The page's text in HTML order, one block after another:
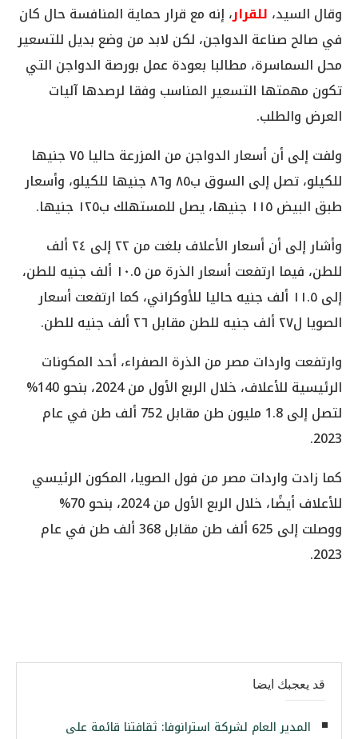
وقال السيد، للقرار، إنه مع قرار حماية المنافسة حال كان
في صالح صناعة الدواجن، لكن لابد من وضع بديل للتسعير
محل السماسرة، مطالبا بعودة عمل بورصة الدواجن التي
تكون مهمتها التسعير المناسب وفقا لرصدها آليات
العرض والطلب.
ولفت إلى أن أسعار الدواجن من المزرعة حاليا ٧٥ جنيها
للكيلو، تصل إلى السوق ب٨٥ و٨٦ جنيها للكيلو، وأسعار
طبق البيض ١١٥ جنيها، يصل للمستهلك ب١٢٥ جنيها.
وأشار إلى أن أسعار الأعلاف بلغت من ٢٢ إلى ٢٤ ألف
للطن، فيما ارتفعت أسعار الذرة من ١٠.٥ ألف جنيه للطن،
إلى ١١.٥ ألف جنيه حاليا للأوكراني، كما ارتفعت أسعار
الصويا ل٢٧ ألف جنيه للطن مقابل ٢٦ ألف جنيه للطن.
وارتفعت واردات مصر من الذرة الصفراء، أحد المكونات
الرئيسية للأعلاف، خلال الربع الأول من 2024، بنحو 140%
لتصل إلى 1.8 مليون طن مقابل 752 ألف طن في عام
2023.
كما زادت واردات مصر من فول الصويا، المكون الرئيسي
للأعلاف أيضًا، خلال الربع الأول من 2024، بنحو 70%
ووصلت إلى 625 ألف طن مقابل 368 ألف طن في عام
2023.
قد يعجبك ايضا
المدير العام لشركة استرانوفا: ثقافتنا قائمة على